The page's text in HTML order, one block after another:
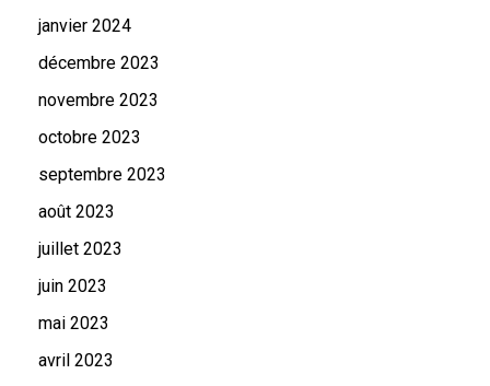
janvier 2024
décembre 2023
novembre 2023
octobre 2023
septembre 2023
août 2023
juillet 2023
juin 2023
mai 2023
avril 2023